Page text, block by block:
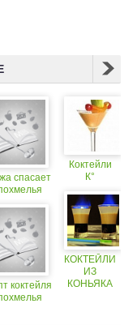
спасает
коктейля
Коктейли
К°
КОКТЕЙЛИ
ИЗ
КОНЬЯКА